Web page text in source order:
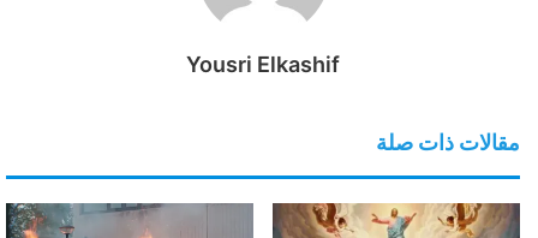
Yousri Elkashif
مقالات ذات صلة